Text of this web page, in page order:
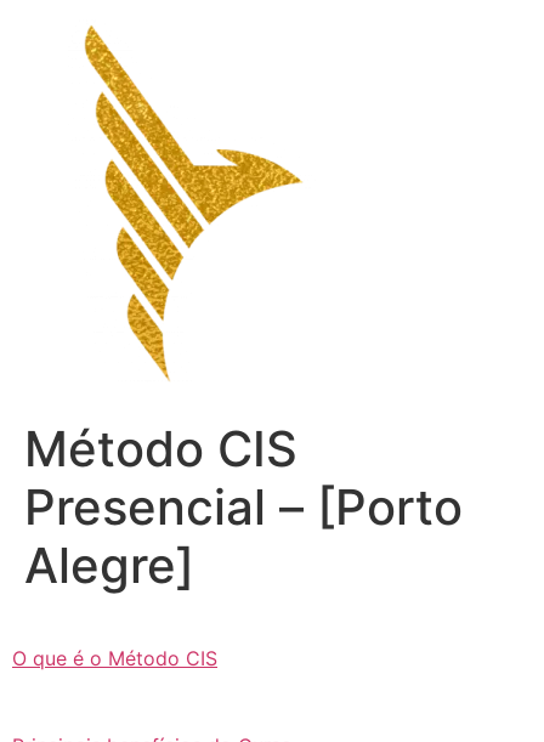
Método CIS
Presencial – [Porto
Alegre]
O que é o Método CIS